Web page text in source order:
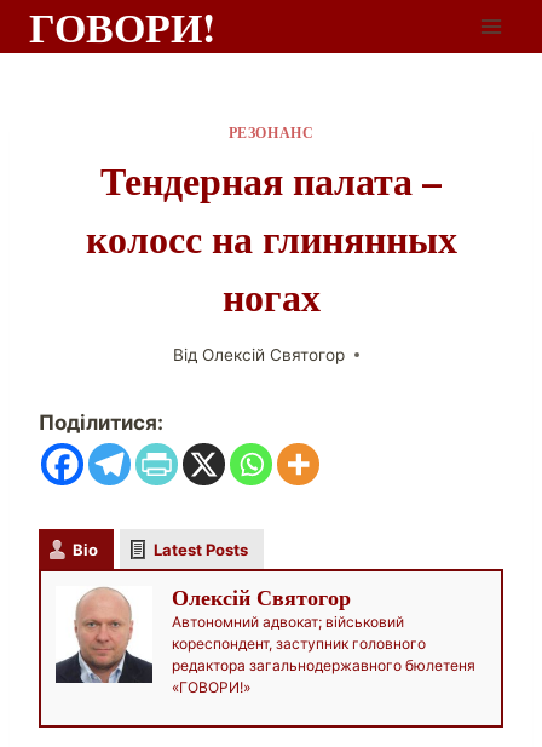
ГОВОРИ!
РЕЗОНАНС
Тендерная палата –
колосс на глинянных
ногах
Від Олексій Святогор
Поділитися:
Bio Latest Posts
Олексій Святогор
Автономний адвокат; військовий
кореспондент, заступник головного
редактора загальнодержавного бюлетеня
«ГОВОРИ!»